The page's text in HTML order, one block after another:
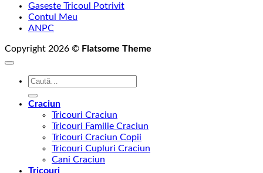
Gaseste Tricoul Potrivit
Contul Meu
ANPC
Copyright 2026 © Flatsome Theme
Caută
Craciun
Tricouri Craciun
Tricouri Familie Craciun
Tricouri Craciun Copii
Tricouri Cupluri Craciun
Cani Craciun
Tricouri